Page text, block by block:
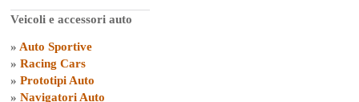
Veicoli e accessori auto
» Auto Sportive
» Racing Cars
» Prototipi Auto
» Navigatori Auto